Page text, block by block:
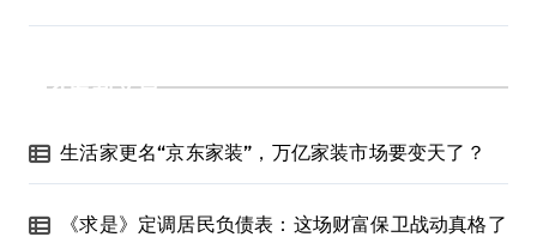
最新文章
生活家更名“京东家装”，万亿家装市场要变天了？
《求是》定调居民负债表：这场财富保卫战动真格了